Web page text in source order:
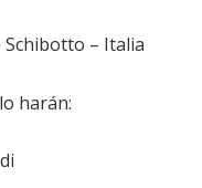
– Italia
harán: